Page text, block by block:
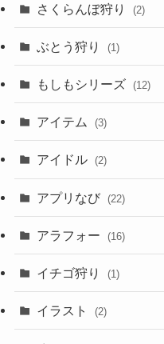
さくらんぼ狩り (2)
ぶとう狩り (1)
もしもシリーズ (12)
アイテム (3)
アイドル (2)
アプリなび (22)
アラフォー (16)
イチゴ狩り (1)
イラスト (2)